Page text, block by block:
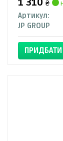
1 310 ₴
Артикул:
JP GROUP
ПРИДБАТИ